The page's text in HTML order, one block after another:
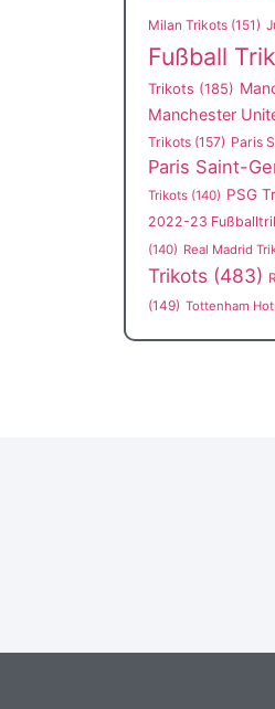
Milan Trikots (151)
Fußball
Trikots (185)
Manchester
Trikots (157) Paris
Paris Saint-
Trikots (140) PSG
2022-23
(140) Real Madrid
Trikots (483)
(149) Tottenham